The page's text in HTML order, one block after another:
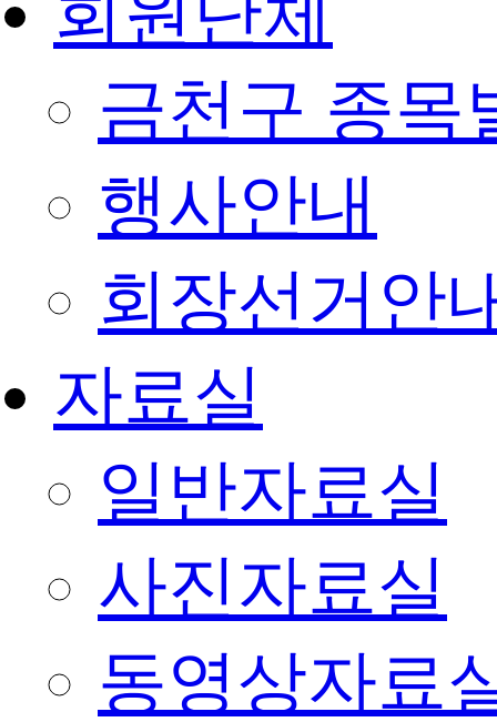
금천구 종목
행사안내
회장선거안
자료실
일반자료실
사진자료실
동영상자료